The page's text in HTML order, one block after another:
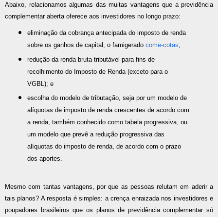
Abaixo, relacionamos algumas das muitas vantagens que a previdência
complementar aberta oferece aos investidores no longo prazo:
eliminação da cobrança antecipada do imposto de renda
sobre os ganhos de capital, o famigeradocome-cotas;
redução da renda bruta tributável para fins de
recolhimento do Imposto de Renda (exceto para o
VGBL); e
escolha do modelo de tributação, seja por um modelo de
alíquotas de imposto de renda crescentes de acordo com
a renda, também conhecido como tabela progressiva, ou
um modelo que prevê a redução progressiva das
alíquotas do imposto de renda, de acordo com o prazo
dos aportes.
Mesmo com tantas vantagens, por que as pessoas relutam em aderir a
tais planos? A resposta é simples: a crença enraizada nos investidores e
poupadores brasileiros que os planos de previdência complementar só